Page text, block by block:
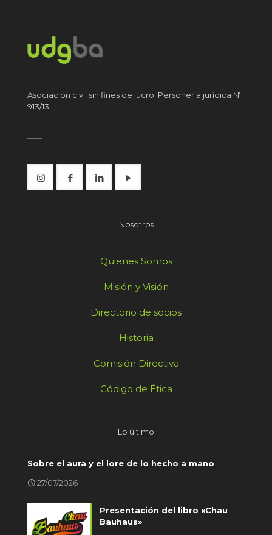
Asociación civil sin fines de lucro. Personería jurídica Nº
913/13.
Nosotros
Quienes Somos
Misión y Visión
Directorio de socios
Historia
Comisión Directiva
Código de Ética
Lo último
Sobre el aura y el lore de lo hecho a mano
27/07/2026
Presentación del libro «Chau
Bauhaus»